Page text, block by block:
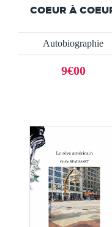
COEUR À
Autobiographie
9€00